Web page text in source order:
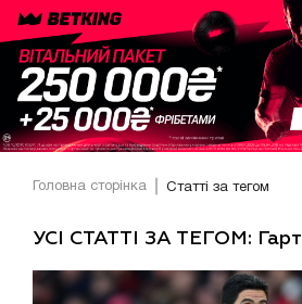
Головна сторінка Статті за тегом
УСІ СТАТТІ ЗА ТЕГОМ: Гарт